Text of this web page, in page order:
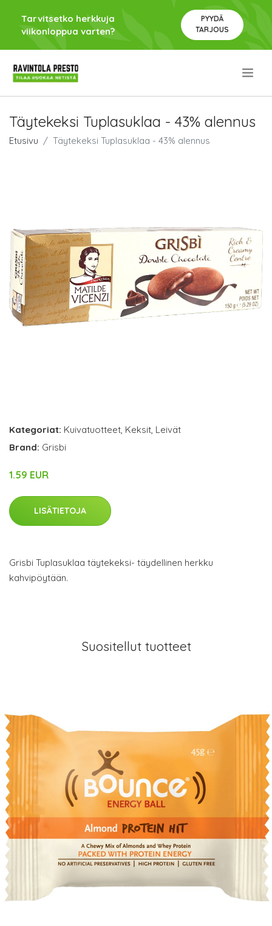
Tarvitsetko herkkuja
viikonloppua varten?
PYYDÄ
TARJOUS
Täytekeksi Tuplasuklaa - 43% alennus
Etusivu Täytekeksi Tuplasuklaa - 43% alennus
Kategoriat: Kuivatuotteet, Keksit, Leivät
Brand: Grisbi
1.59 EUR
LISÄTIETOJA
Grisbi Tuplasuklaa täytekeksi- täydellinen herkku
kahvipöytään.
Suositellut tuotteet